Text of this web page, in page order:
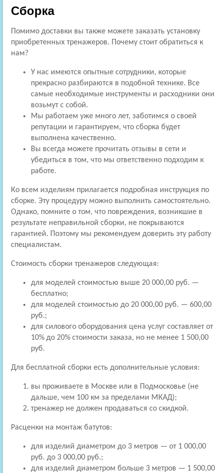
Сборка
Помимо доставки вы также можете заказать установку
приобретенных тренажеров. Почему стоит обратиться к
нам?
У нас имеются опытные сотрудники, которые
прекрасно разбираются в подобной технике. Все
самые необходимые инструменты и расходники они
возьмут с собой.
Мы работаем уже много лет, заботимся о своей
репутации и гарантируем, что сборка будет
выполнена качественно.
Вы всегда можете прочитать отзывы в сети и
убедиться в том, что мы ответственно подходим к
работе.
Ко всем изделиям прилагается подробная инструкция по
сборке. Эту процедуру можно выполнить самостоятельно.
Однако, помните о том, что повреждения, возникшие в
результате неправильной сборки, не покрываются
гарантией. Поэтому мы рекомендуем доверить эту работу
специалистам.
Стоимость сборки тренажеров следующая:
для моделей стоимостью выше 20 000,00 руб. —
бесплатно;
для моделей стоимостью до 20 000,00 руб. — 600,00
руб.;
для силового оборудования цена услуг составляет от
10% до 20% стоимости заказа, но не менее 1 500,00
руб.
Для бесплатной сборки есть дополнительные условия:
вы проживаете в Москве или в Подмосковье (не
дальше, чем 100 км за пределами МКАД);
тренажер не должен продаваться со скидкой.
Расценки на монтаж батутов:
для изделий диаметром до 3 метров — от 1 000,00
руб. до 3 000,00 руб.;
для изделий диаметром больше 3 метров — 1 500,00